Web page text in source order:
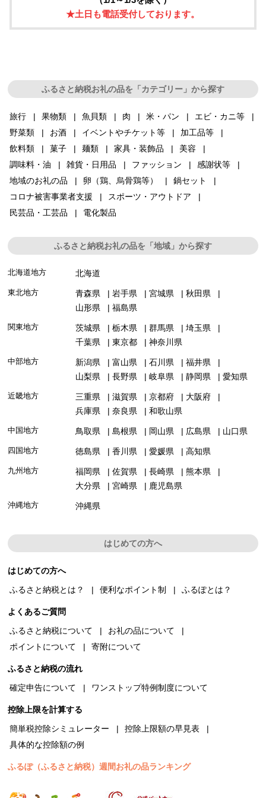
★土日も電話受付しております。
ふるさと納税お礼の品を「カテゴリー」から探す
旅行 果物類 魚貝類 肉 米・パン
エビ・カニ等
野菜類
お酒 イベントやチケット等
加工品等
飲料類
菓子 麺類 家具・装飾品
美容
調味料・油
雑貨・日用品 ファッション
感謝状等
地域のお礼の品
卵（鶏、烏骨鶏等）
鍋セット
コロナ被害事業者支援
スポーツ・アウトドア
民芸品・工芸品
電化製品
ふるさと納税お礼の品を「地域」から探す
北海道地方 北海道
東北地方 青森県 岩手県 宮城県
秋田県
山形県
福島県
関東地方 茨城県 栃木県 群馬県
埼玉県
千葉県
東京都 神奈川県
中部地方 新潟県 富山県 石川県
福井県
山梨県
長野県 岐阜県 静岡県 愛知県
近畿地方 三重県 滋賀県 京都府
大阪府
兵庫県
奈良県 和歌山県
中国地方 鳥取県 島根県 岡山県 広島県 山口県
四国地方 徳島県 香川県 愛媛県 高知県
九州地方 福岡県 佐賀県 長崎県
熊本県
大分県
宮崎県 鹿児島県
沖縄地方 沖縄県
はじめての方へ
はじめての方へ
ふるさと納税とは？
便利なポイント制 ふるぽとは？
よくあるご質問
ふるさと納税について
お礼の品について
ポイントについて
寄附について
ふるさと納税の流れ
確定申告について
ワンストップ特例制度について
控除上限を計算する
簡単税控除シミュレーター
控除上限額の早見表
具体的な控除額の例
ふるぽ（ふるさと納税）週間お礼の品ランキング